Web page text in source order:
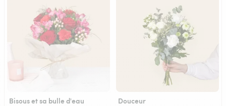
Bisous et sa bulle d'eau Douceur